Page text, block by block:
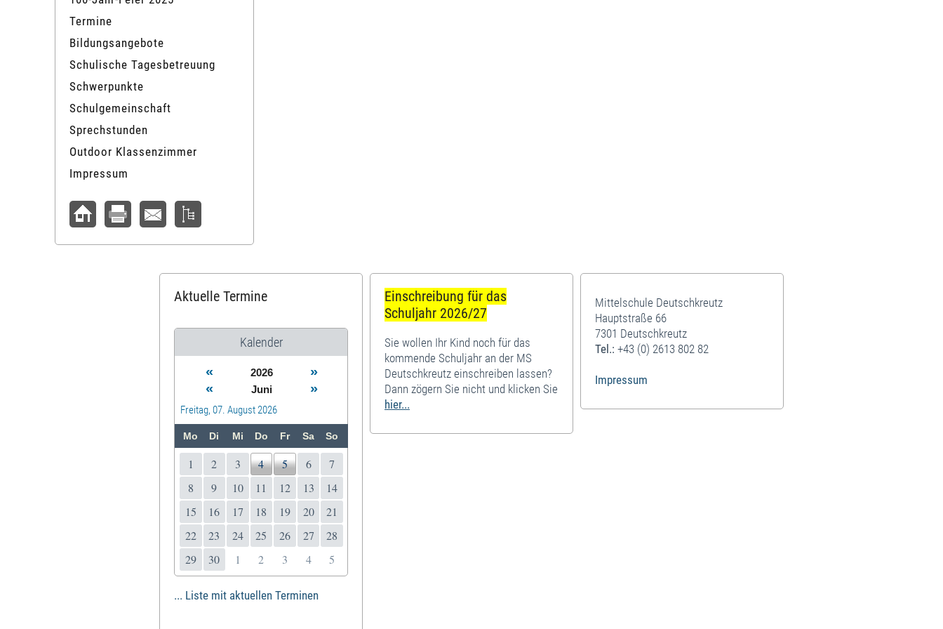
Termine
Bildungsangebote
Schulische Tagesbetreuung
Schwerpunkte
Schulgemeinschaft
Sprechstunden
Outdoor Klassenzimmer
Impressum
Aktuelle Termine
Kalender
« 2026
»
«
Juni »
Freitag, 07. August 2026
Mo Di Mi Do Fr Sa So
1 2 3 4 5 6
7
8
9 10 11 12 13
14
15
16 17 18 19 20
21
22
23 24 25 26 27
28
29
30 1 2 3 4 5
... Liste mit aktuellen Terminen
Einschreibung für das
Schuljahr 2026/27
Sie wollen Ihr Kind noch für das
kommende Schuljahr an der MS
Deutschkreutz einschreiben lassen?
Dann zögern Sie nicht und klicken Sie
hier...
Mittelschule Deutschkreutz
Hauptstraße 66
7301 Deutschkreutz
Tel.: +43 (0) 2613 802 82
Impressum